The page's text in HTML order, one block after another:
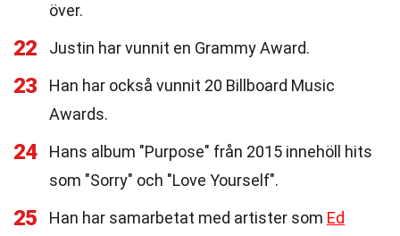
över.
22 Justin har vunnit en Grammy Award.
23
Han har också vunnit 20 Billboard Music
Awards.
24
Hans album "Purpose" från 2015 innehöll hits
som "Sorry" och "Love Yourself".
25 Han har samarbetat med artister som Ed